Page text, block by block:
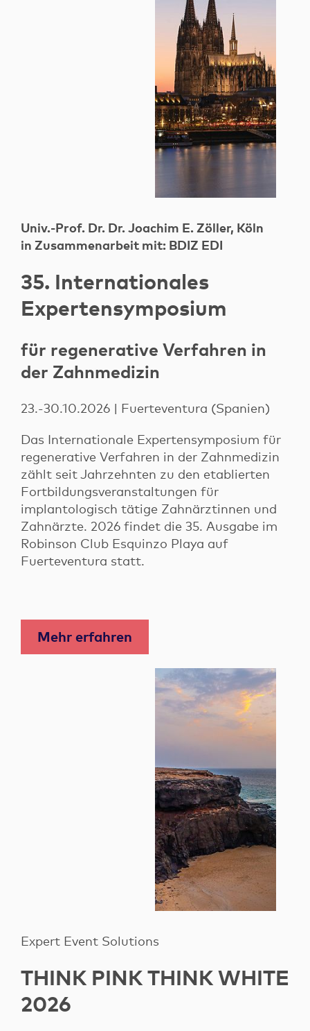
Univ.-Prof. Dr. Dr. Joachim E. Zöller, Köln
in Zusammenarbeit mit: BDIZ EDI
35. Internationales
Expertensymposium
für regenerative Verfahren in
der Zahnmedizin
23.-30.10.2026 | Fuerteventura (Spanien)
Das Internationale Expertensymposium für
regenerative Verfahren in der Zahnmedizin
zählt seit Jahrzehnten zu den etablierten
Fortbildungsveranstaltungen für
implantologisch tätige Zahnärztinnen und
Zahnärzte. 2026 findet die 35. Ausgabe im
Robinson Club Esquinzo Playa auf
Fuerteventura statt.
Mehr erfahren
Expert Event Solutions
THINK PINK THINK WHITE
2026